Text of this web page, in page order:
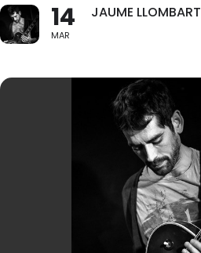
14
MAR
JAUME LLOMBART